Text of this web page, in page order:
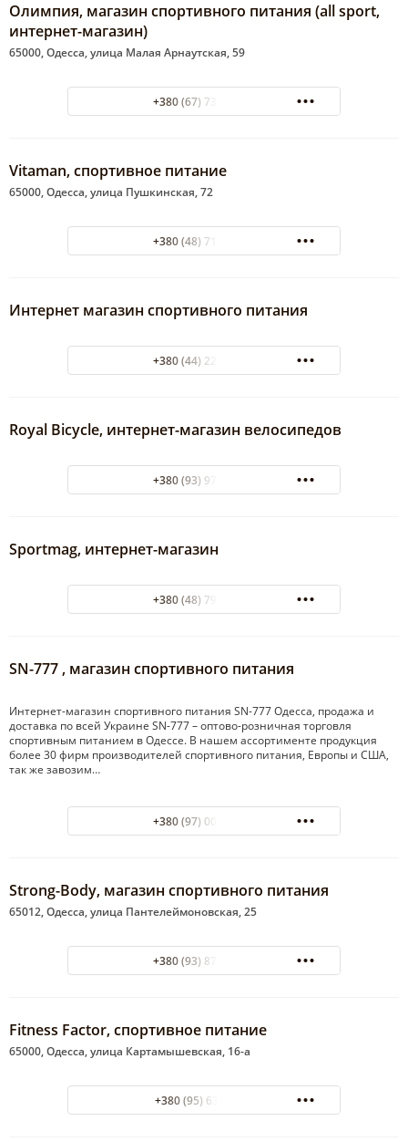
Олимпия, магазин спортивного питания (all sport,
интернет-магазин)
65000, Одесса, улица Малая Арнаутская, 59
+380 (67) 730-61-04
Vitaman, спортивное питание
65000, Одесса, улица Пушкинская, 72
+380 (48) 714-85-53
Интернет магазин спортивного питания
+380 (44) 223-98-23
Royal Bicycle, интернет-магазин велосипедов
+380 (93) 977-44-49
Sportmag, интернет-магазин
+380 (48) 795-10-88
SN-777 , магазин спортивного питания
Интернет-магазин спортивного питания SN-777 Одесса, продажа и
доставка по всей Украине SN-777 – оптово-розничная торговля
спортивным питанием в Одессе. В нашем ассортименте продукция
более 30 фирм производителей спортивного питания, Европы и США,
так же завозим…
+380 (97) 00-11-777
Strong-Body, магазин спортивного питания
65012, Одесса, улица Пантелеймоновская, 25
+380 (93) 871-33-40
Fitness Factor, спортивное питание
65000, Одесса, улица Картамышевская, 16-а
+380 (95) 631-1469